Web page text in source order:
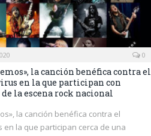
0
la canción benéfica contra el
en la que participan con
la escena rock nacional
la canción benéfica contra el
en la que participan cerca de una